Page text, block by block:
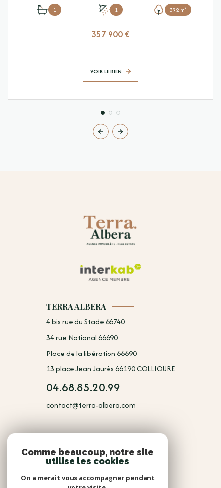
1 1 392 m²
357 900 €
VOIR LE BIEN
TERRA ALBERA
4 bis rue du Stade 66740
34 rue National 66690
Place de la libération 66690
13 place Jean Jaurès 66190 COLLIOURE
04.68.85.20.99
contact@terra-albera.com
Adhérents
Comme beaucoup, notre site
utilise les cookies
On aimerait vous accompagner pendant